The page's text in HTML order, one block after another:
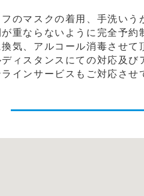
のマスクの着用、手洗い
重ならないように完全予
気、アルコール消毒させ
ィスタンスにての対応及
インサービスもご対応さ